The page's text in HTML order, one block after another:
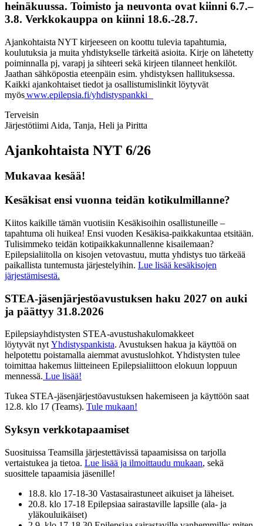
heinäkuussa. Toimisto ja neuvonta ovat kiinni 6.7.–
3.8. Verkkokauppa on kiinni 18.6.-28.7.
Ajankohtaista NYT kirjeeseen on koottu tulevia tapahtumia,
koulutuksia ja muita yhdistykselle tärkeitä asioita. Kirje on lähetetty
poiminnalla pj, varapj ja sihteeri sekä kirjeen tilanneet henkilöt.
Jaathan sähköpostia eteenpäin esim. yhdistyksen hallituksessa.
Kaikki ajankohtaiset tiedot ja osallistumislinkit löytyvät
myöswww.epilepsia.fi/yhdistyspankki
Terveisin
Järjestötiimi Aida, Tanja, Heli ja Piritta
Ajankohtaista NYT 6/26
Mukavaa kesää!
Kesäkisat ensi vuonna teidän kotikulmillanne?
Kiitos kaikille tämän vuotisiin Kesäkisoihin osallistuneille –
tapahtuma oli huikea! Ensi vuoden Kesäkisa-paikkakuntaa etsitään.
Tulisimmeko teidän kotipaikkakunnallenne kisailemaan?
Epilepsialiitolla on kisojen vetovastuu, mutta yhdistys tuo tärkeää
paikallista tuntemusta järjestelyihin. Lue lisää kesäkisojen
järjestämisestä.
STEA-jäsenjärjestöavustuksen haku 2027 on auki
ja päättyy 31.8.2026
Epilepsiayhdistysten STEA-avustushakulomakkeet
löytyvät nyt Yhdistyspankista. Avustuksen hakua ja käyttöä on
helpotettu poistamalla aiemmat avustuslohkot. Yhdistysten tulee
toimittaa hakemus liitteineen Epilepsialiittoon elokuun loppuun
mennessä. Lue lisää!
Tukea STEA-jäsenjärjestöavustuksen hakemiseen ja käyttöön saat
12.8. klo 17 (Teams). Tule mukaan!
Syksyn verkkotapaamiset
Suosituissa Teamsilla järjestettävissä tapaamisissa on tarjolla
vertaistukea ja tietoa. Lue lisää ja ilmoittaudu mukaan, sekä
suosittele tapaamisia jäsenille!
18.8. klo 17-18-30 Vastasairastuneet aikuiset ja läheiset.
20.8. klo 17-18 Epilepsiaa sairastaville lapsille (ala- ja
yläkouluikäiset)